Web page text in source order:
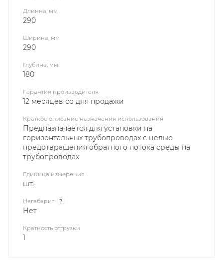
Длинна, мм
290
Ширина, мм
290
Глубина, мм
180
Гарантия производителя
12 месяцев со дня продажи
Краткое описание назначения использования
Предназначается для установки на
горизонтальных трубопроводах с целью
предотвращения обратного потока среды на
трубопроводах
Единица измерения
шт.
Негабарит ?
Нет
Кратность отгрузки
1